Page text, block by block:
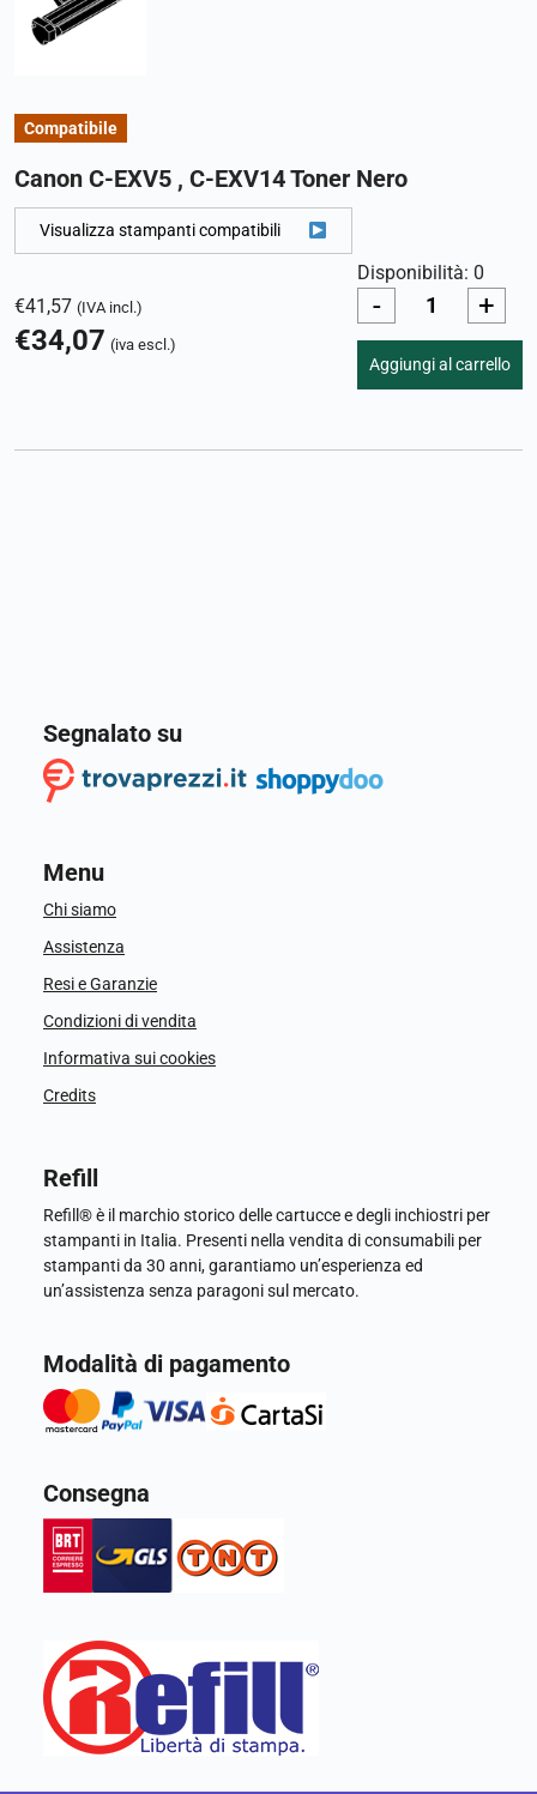
Compatibile
Canon C-EXV5 , C-EXV14 Toner Nero
Visualizza stampanti compatibili
€41,57 (IVA incl.)
€34,07 (iva escl.)
Disponibilità: 0
- +
Aggiungi al carrello
Segnalato su
Menu
Chi siamo
Assistenza
Resi e Garanzie
Condizioni di vendita
Informativa sui cookies
Credits
Refill
Refill® è il marchio storico delle cartucce e degli inchiostri per
stampanti in Italia. Presenti nella vendita di consumabili per
stampanti da 30 anni, garantiamo un’esperienza ed
un’assistenza senza paragoni sul mercato.
Modalità di pagamento
Consegna